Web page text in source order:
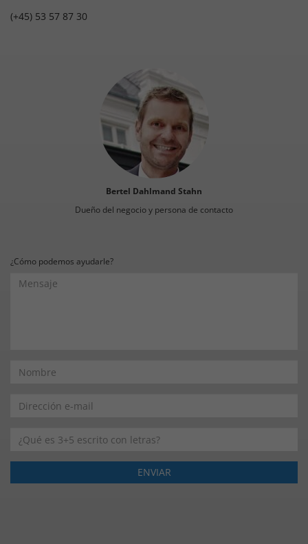
(+45) 53 57 87 30
Bertel Dahlmand Stahn
Dueño del negocio y persona de contacto
¿Cómo podemos ayudarle?